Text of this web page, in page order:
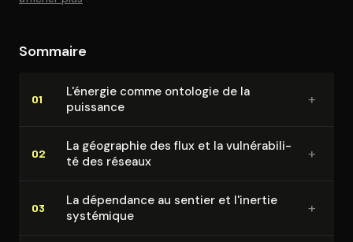
différentes facettes de cette géopolitique matérielle
Sommaire
01
L'énergie comme ontologie de la
puissance
+
02
La géographie des flux et la vul­né­ra­bi­li­
té des réseaux
+
03
La dépendance au sentier et l'inertie
systémique
+